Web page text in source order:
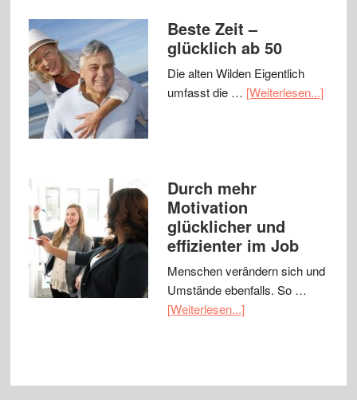
Beste Zeit –
glücklich ab 50
Die alten Wilden Eigentlich
umfasst die … [Weiterlesen...]
Durch mehr
Motivation
glücklicher und
effizienter im Job
Menschen verändern sich und
Umstände ebenfalls. So …
[Weiterlesen...]